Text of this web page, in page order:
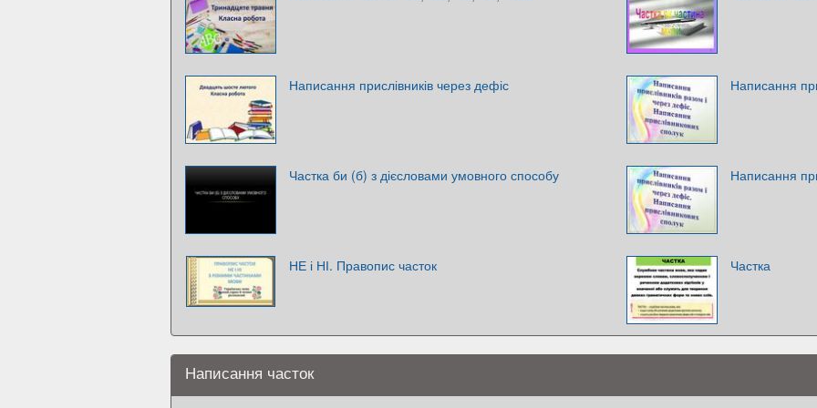
Написання прислівників через дефіс Написання
Частка би (б) з дієсловами умовного способу Написання
НЕ і НІ. Правопис часток Частка
Написання часток